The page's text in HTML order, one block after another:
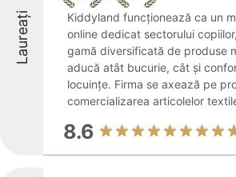
Laureați
Kiddyland funcționează ca un
online dedicat sectorului
gamă diversificată de produse
aducă atât bucurie, cât și
locuințe. Firma se axează pe
comercializarea articolelor
8.6